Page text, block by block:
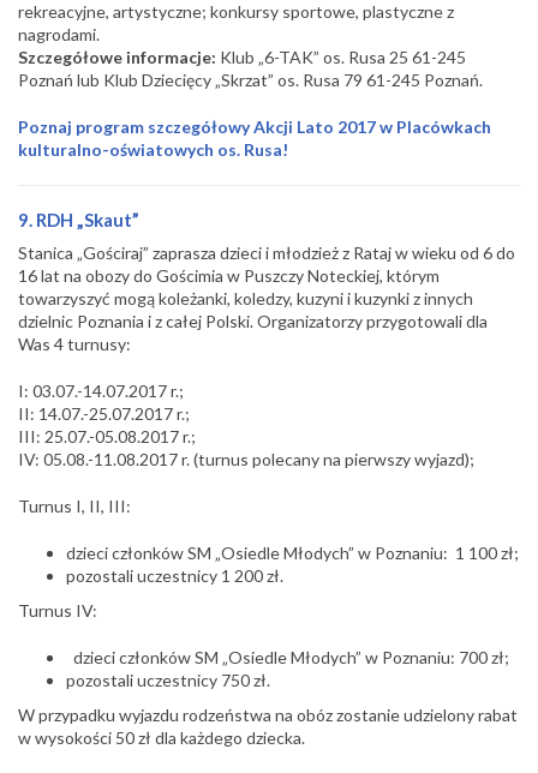
rekreacyjne, artystyczne; konkursy sportowe, plastyczne z
nagrodami.
Szczegółowe informacje: Klub „6-TAK” os. Rusa 25 61-245
Poznań lub Klub Dziecięcy „Skrzat” os. Rusa 79 61-245 Poznań.
Poznaj program szczegółowy Akcji Lato 2017 w Placówkach
kulturalno-oświatowych os. Rusa!
9. RDH „Skaut”
Stanica „Gościraj” zaprasza dzieci i młodzież z Rataj w wieku od 6 do
16 lat na obozy do Gościmia w Puszczy Noteckiej, którym
towarzyszyć mogą koleżanki, koledzy, kuzyni i kuzynki z innych
dzielnic Poznania i z całej Polski. Organizatorzy przygotowali dla
Was 4 turnusy:
I: 03.07.-14.07.2017 r.;
II: 14.07.-25.07.2017 r.;
III: 25.07.-05.08.2017 r.;
IV: 05.08.-11.08.2017 r. (turnus polecany na pierwszy wyjazd);
Turnus I, II, III:
dzieci członków SM „Osiedle Młodych” w Poznaniu: 1 100 zł;
pozostali uczestnicy 1 200 zł.
Turnus IV:
dzieci członków SM „Osiedle Młodych” w Poznaniu: 700 zł;
pozostali uczestnicy 750 zł.
W przypadku wyjazdu rodzeństwa na obóz zostanie udzielony rabat
w wysokości 50 zł dla każdego dziecka.